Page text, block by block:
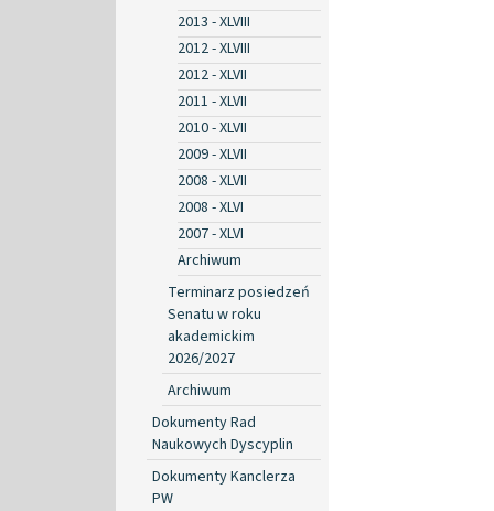
2013 - XLVIII
2012 - XLVIII
2012 - XLVII
2011 - XLVII
2010 - XLVII
2009 - XLVII
2008 - XLVII
2008 - XLVI
2007 - XLVI
Archiwum
Terminarz posiedzeń
Senatu w roku
akademickim
2026/2027
Archiwum
Dokumenty Rad
Naukowych Dyscyplin
Dokumenty Kanclerza
PW